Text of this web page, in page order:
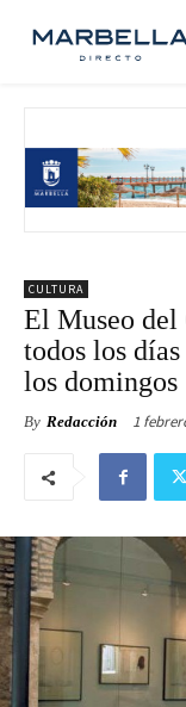
CULTURA
El Museo del
todos los
los domingos
By Redacción 1